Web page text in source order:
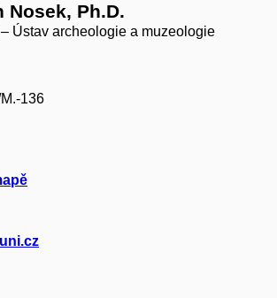
Nosek, Ph.D.
Ústav archeologie a muzeologie
136